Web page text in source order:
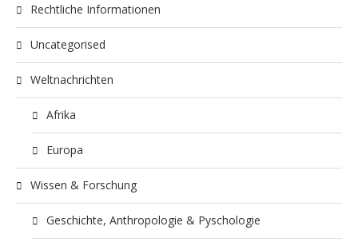
Rechtliche Informationen
Uncategorised
Weltnachrichten
Afrika
Europa
Wissen & Forschung
Geschichte, Anthropologie & Pyschologie